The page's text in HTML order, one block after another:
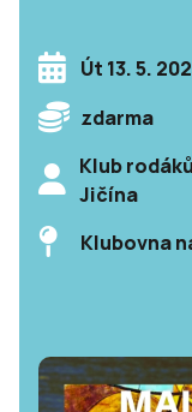
Út 13. 5.
zdarma
Klub
Jičína
Klubovna